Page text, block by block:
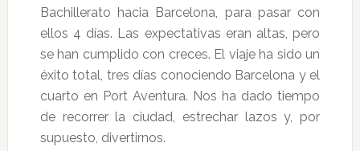
Bachillerato hacia Barcelona, para pasar con
ellos 4 días. Las expectativas eran altas, pero
se han cumplido con creces. El viaje ha sido un
éxito total, tres días conociendo Barcelona y el
cuarto en Port Aventura. Nos ha dado tiempo
de recorrer la ciudad, estrechar lazos y, por
supuesto, divertirnos.